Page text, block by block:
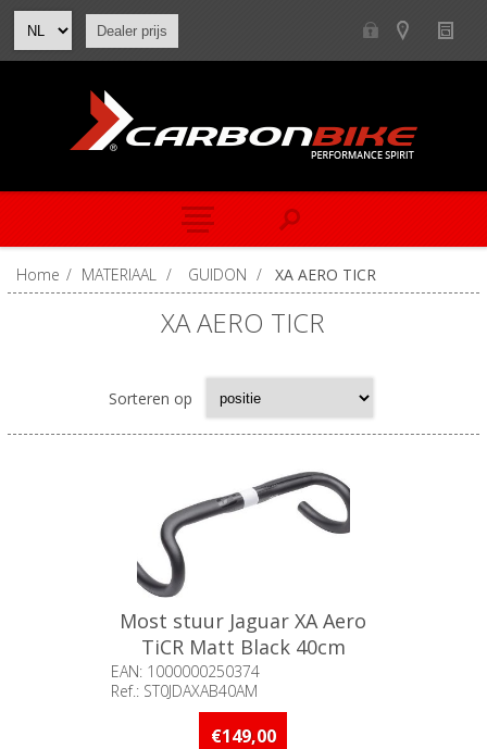
Dealer prijs
Home / MATERIAAL / GUIDON / XA AERO TICR
XA AERO TICR
Sorteren op
Most stuur Jaguar XA Aero
TiCR Matt Black 40cm
EAN: 1000000250374
Ref.: ST0JDAXAB40AM
Beschikbaarheid:: Minder dan 5
stuks op voorraad
€149,00